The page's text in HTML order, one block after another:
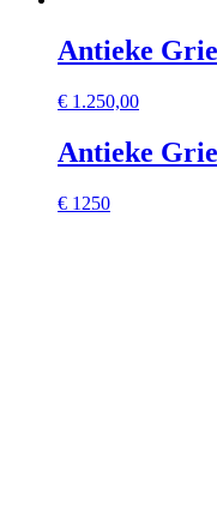
Antieke
€ 1.250,00
Antieke
€ 1250